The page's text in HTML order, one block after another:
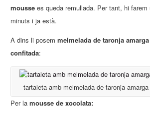
mousse es queda remullada. Per tant, hi farem
minuts i ja està.
A dins li posemmelmelada de taronja amarga
confitada:
tartaleta amb melmelada de taronja
Per lamousse de xocolata: